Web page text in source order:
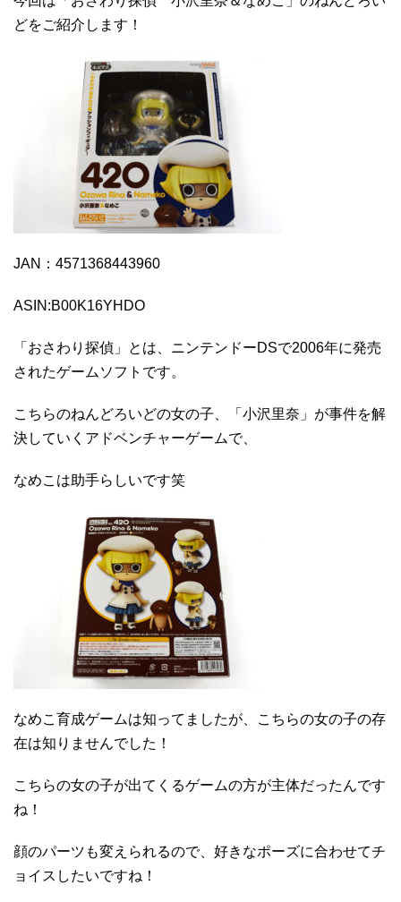
どをご紹介します！
JAN：4571368443960
ASIN:B00K16YHDO
「おさわり探偵」とは、ニンテンドーDSで2006年に発売
されたゲームソフトです。
こちらのねんどろいどの女の子、「小沢里奈」が事件を解
決していくアドベンチャーゲームで、
なめこは助手らしいです笑
なめこ育成ゲームは知ってましたが、こちらの女の子の存
在は知りませんでした！
こちらの女の子が出てくるゲームの方が主体だったんです
ね！
顔のパーツも変えられるので、好きなポーズに合わせてチ
ョイスしたいですね！